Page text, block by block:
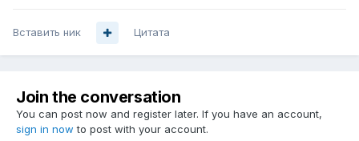
Вставить ник Цитата
Join the conversation
You can post now and register later. If you have an account,
sign in now to post with your account.